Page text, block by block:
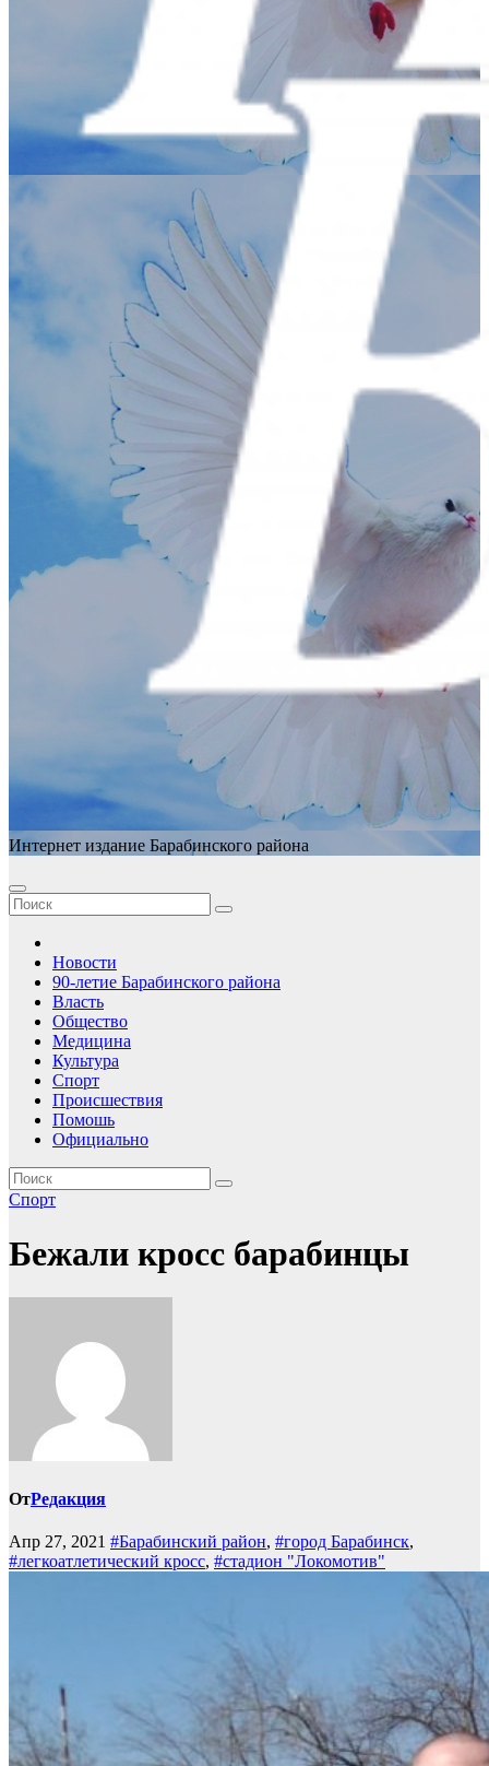
Интернет издание Барабинского района
Новости
90-летие Барабинского района
Власть
Общество
Медицина
Культура
Спорт
Происшествия
Помошь
Официально
Спорт
Бежали кросс барабинцы
ОтРедакция
Апр 27, 2021 #Барабинский район, #город Барабинск,
#легкоатлетический кросс, #стадион "Локомотив"